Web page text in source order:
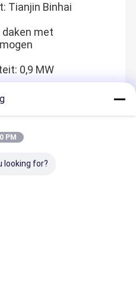
Tianjin Binhai
met
0,9 MW
PM
looking for?